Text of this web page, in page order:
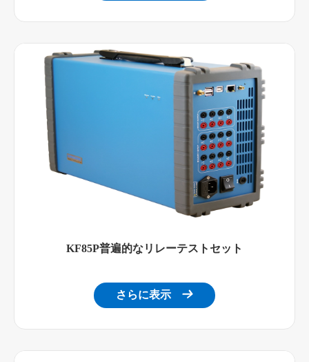
KF85P普遍的なリレーテストセット
さらに表示 